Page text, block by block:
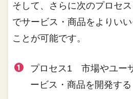
そして、さらに次のプロセ
でサービス・商品をよりい
ことが可能です。
プロセス1 市場やユー
ービス・商品を開発する